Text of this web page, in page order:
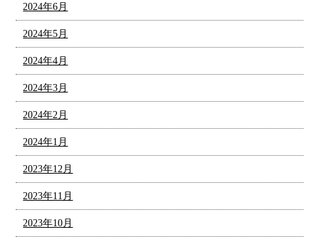
2024年6月
2024年5月
2024年4月
2024年3月
2024年2月
2024年1月
2023年12月
2023年11月
2023年10月